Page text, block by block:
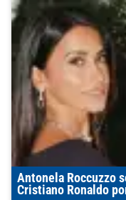
Antonela Roccuzzo
Cristiano Ronaldo